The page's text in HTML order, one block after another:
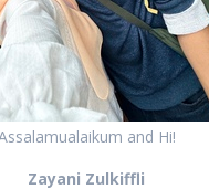
and Hi!
Zayani Zulkiffli